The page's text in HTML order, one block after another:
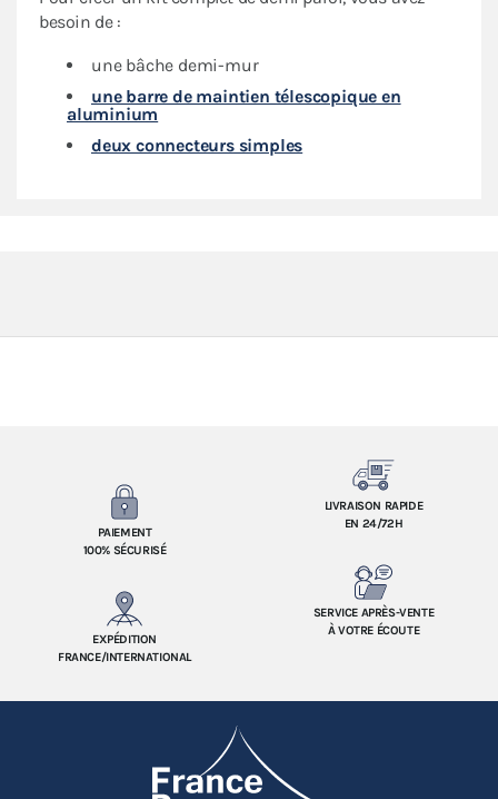
besoin de :
une bâche demi-mur
une barre de maintien télescopique en
aluminium
deux connecteurs simples
PAIEMENT
100% SÉCURISÉ
LIVRAISON RAPIDE
EN 24/72H
EXPÉDITION
FRANCE/INTERNATIONAL
SERVICE APRÈS-VENTE
À VOTRE ÉCOUTE